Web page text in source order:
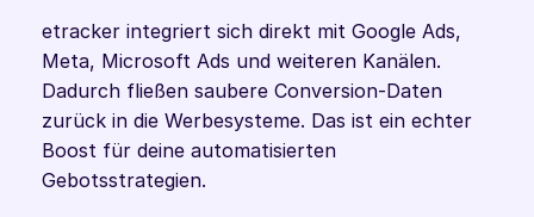
etracker integriert sich direkt mit Google Ads,
Meta, Microsoft Ads und weiteren Kanälen.
Dadurch fließen saubere Conversion-Daten
zurück in die Werbesysteme. Das ist ein echter
Boost für deine automatisierten
Gebotsstrategien.